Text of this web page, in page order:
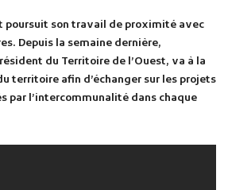
des actes
publics
par l'Europe
poursuit son travail de proximité avec
Depuis la semaine dernière,
du Territoire de l’Ouest, va à la
territoire afin d’échanger sur les projets
par l’intercommunalité dans chaque